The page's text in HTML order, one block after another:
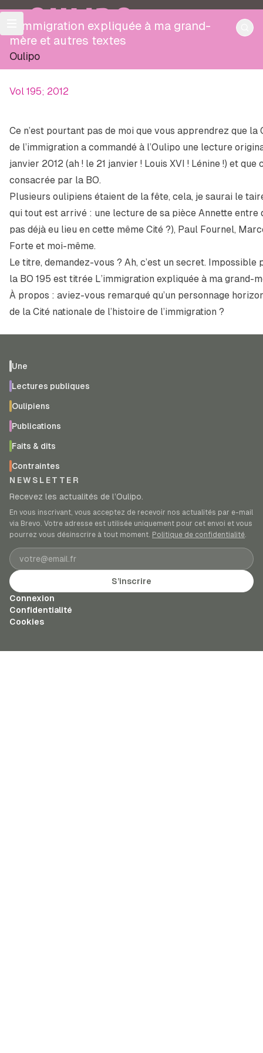
OULIPO
L'immigration expliquée à ma grand-
mère et autres textes
Oulipo
Vol 195; 2012
Ce n’est pourtant pas de moi que vous apprendrez que la
de l’immigration a commandé à l’Oulipo une lecture
janvier 2012 (ah ! le 21 janvier ! Louis XVI ! Lénine !) et
consacrée par la BO.
Plusieurs oulipiens étaient de la fête, cela, je saurai le
qui tout est arrivé : une lecture de sa pièce Annette entre
pas déjà eu lieu en cette même Cité ?), Paul Fournel,
Forte et moi-même.
Le titre, demandez-vous ? Ah, c’est un secret. Impossible
la BO 195 est titrée L’immigration expliquée à ma grand-
À propos : aviez-vous remarqué qu’un personnage
de la Cité nationale de l’histoire de l’immigration ?
Une
Lectures publiques
Oulipiens
Publications
Faits & dits
Contraintes
NEWSLETTER
Recevez les actualités de l’Oulipo.
En vous inscrivant, vous acceptez de recevoir nos actualités par e-mail
via Brevo. Votre adresse est utilisée uniquement pour cet envoi et vous
pourrez vous désinscrire à tout moment. Politique de confidentialité.
Adresse e-mail
S’inscrire
Connexion
Confidentialité
Cookies